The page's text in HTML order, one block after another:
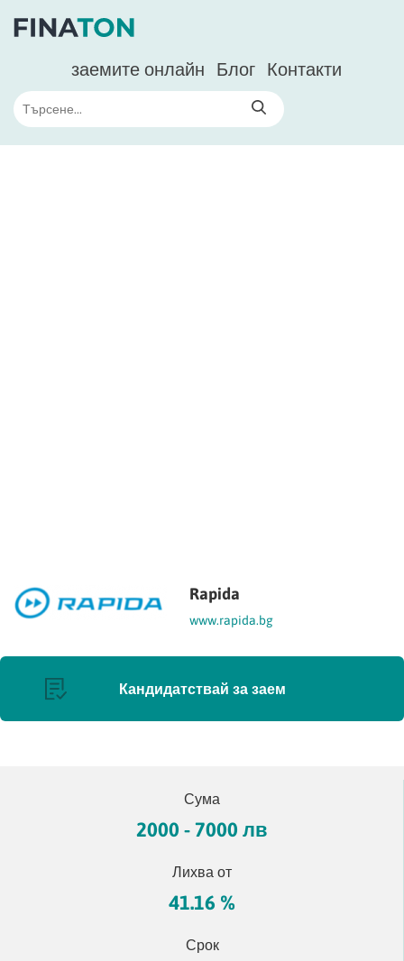
заемите онлайн Блог Контакти
Rapida
www.rapida.bg
Кандидатствай за заем
Сума
2000 - 7000 лв
Лихва от
41.16 %
Срок